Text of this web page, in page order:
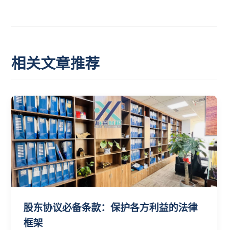
相关文章推荐
股东协议必备条款：保护各方利益的法律
框架